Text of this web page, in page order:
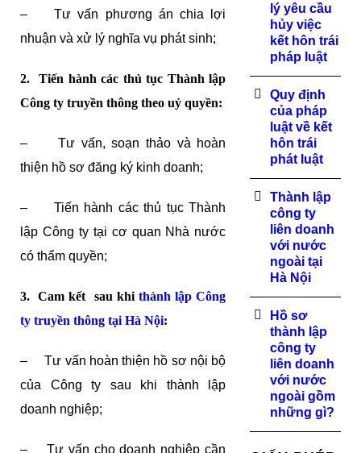
– Tư vấn phương án chia lợi
nhuận và xử lý nghĩa vụ phát sinh;
2. Tiến hành các thủ tục Thành lập
Công ty truyền thông theo uỷ quyền:
– Tư vấn, soạn thảo và hoàn
thiện hồ sơ đăng ký kinh doanh;
– Tiến hành các thủ tục Thành
lập Công ty tại cơ quan Nhà nước
có thẩm quyền;
3. Cam kết sau khithành lập Công
ty truyền thông tại Hà Nội:
– Tư vấn hoàn thiện hồ sơ nội bộ
của Công ty sau khi thành lập
doanh nghiệp;
– Tư vấn cho doanh nghiệp cần
lý yêu cầu
hủy việc
kết hôn trái
pháp luật
Quy định
của pháp
luật về kết
hôn trái
phát luật
Thành lập
công ty
liên doanh
với nước
ngoài tại
Hà Nội
Hồ sơ
thành lập
công ty
liên doanh
với nước
ngoài gồm
những gì?